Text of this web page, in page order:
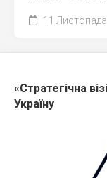
11
«Стратегічна
Україну